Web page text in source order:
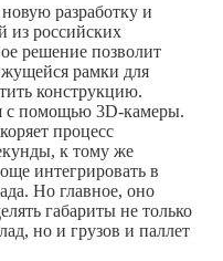
разработку и
из российских
решение позволит
рамки для
конструкцию.
с помощью 3D-камеры.
процесс
к тому же
интегрировать в
Но главное, оно
габариты не только
но и грузов и паллет